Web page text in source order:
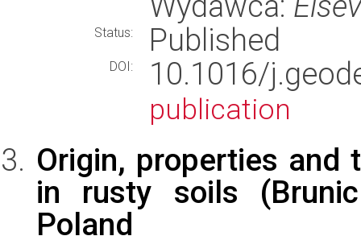
Status: Published
DOI: 10.1016/
publication
Origin, properties and
in rusty soils
Poland